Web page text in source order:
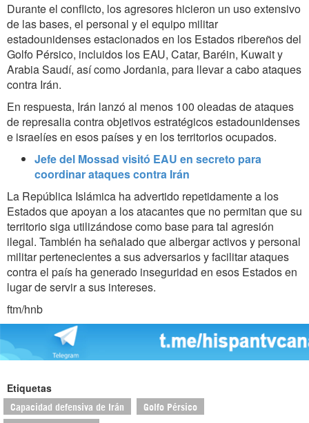
Durante el conflicto, los agresores hicieron un uso extensivo
de las bases, el personal y el equipo militar
estadounidenses estacionados en los Estados ribereños del
Golfo Pérsico, incluidos los EAU, Catar, Baréin, Kuwait y
Arabia Saudí, así como Jordania, para llevar a cabo ataques
contra Irán.
En respuesta, Irán lanzó al menos 100 oleadas de ataques
de represalia contra objetivos estratégicos estadounidenses
e israelíes en esos países y en los territorios ocupados.
Jefe del Mossad visitó EAU en secreto para
coordinar ataques contra Irán
La República Islámica ha advertido repetidamente a los
Estados que apoyan a los atacantes que no permitan que su
territorio siga utilizándose como base para tal agresión
ilegal. También ha señalado que albergar activos y personal
militar pertenecientes a sus adversarios y facilitar ataques
contra el país ha generado inseguridad en esos Estados en
lugar de servir a sus intereses.
ftm/hnb
Etiquetas
Capacidad defensiva de Irán Golfo Pérsico